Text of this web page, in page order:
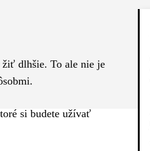
žiť dlhšie. To ale nie je
si budete užívať